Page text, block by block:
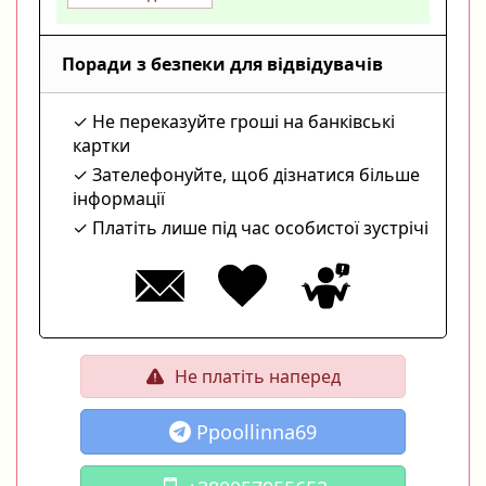
Поради з безпеки для відвідувачів
Не переказуйте гроші на банківські
картки
Зателефонуйте, щоб дізнатися більше
інформації
Платіть лише під час особистої зустрічі
Не платіть наперед
Ppoollinna69